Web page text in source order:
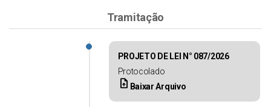
Tramitação
PROJETO DE LEI N° 087/2026
Protocolado
upload_file Baixar Arquivo